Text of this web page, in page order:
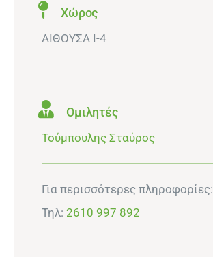
Χώρος
ΑΙΘΟΥΣΑ I-4
Ομιλητές
Τούμπουλης Σταύρος
Για περισσότερες πληροφορίες:
Τηλ:2610 997 892